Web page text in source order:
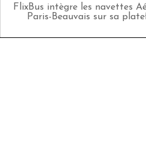
FlixBus intègre les navettes
Paris-Beauvais sur sa